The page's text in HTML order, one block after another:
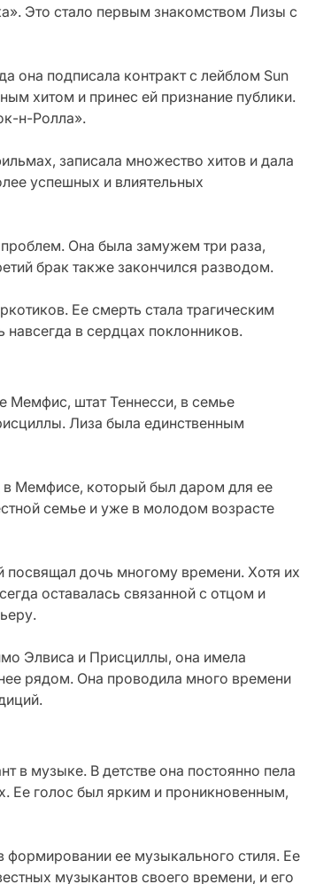
Это стало первым знакомством Лизы с
она подписала контракт с лейблом Sun
хитом и принес ей признание публики.
н-Ролла».
записала множество хитов и дала
успешных и влиятельных
Она была замужем три раза,
брак также закончился разводом.
Ее смерть стала трагическим
навсегда в сердцах поклонников.
Мемфис, штат Теннесси, в семье
Лиза была единственным
в Мемфисе, который был даром для ее
семье и уже в молодом возрасте
дочь многому времени. Хотя их
оставалась связанной с отцом и
Элвиса и Присциллы, она имела
рядом. Она проводила много времени
в музыке. В детстве она постоянно пела
Ее голос был ярким и проникновенным,
формировании ее музыкального стиля. Ее
музыкантов своего времени, и его